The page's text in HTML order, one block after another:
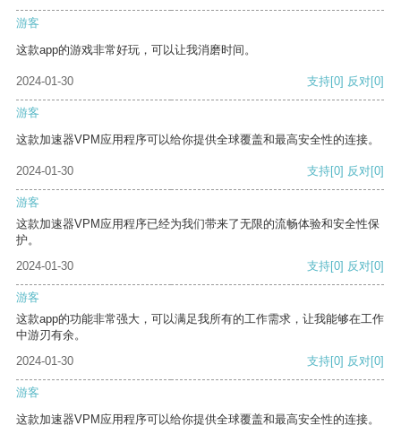
游客
这款app的游戏非常好玩，可以让我消磨时间。
2024-01-30 支持[0] 反对[0]
游客
这款加速器VPM应用程序可以给你提供全球覆盖和最高安全性的连接。
2024-01-30 支持[0] 反对[0]
游客
这款加速器VPM应用程序已经为我们带来了无限的流畅体验和安全性保
护。
2024-01-30
支持[0] 反对[0]
游客
这款app的功能非常强大，可以满足我所有的工作需求，让我能够在工作
中游刃有余。
2024-01-30
支持[0] 反对[0]
游客
这款加速器VPM应用程序可以给你提供全球覆盖和最高安全性的连接。